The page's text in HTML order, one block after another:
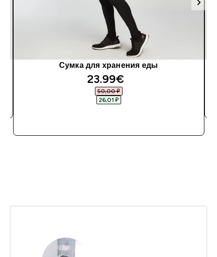
Сумка для хранения еды
23.99€‎
50,00 ₽‎
26,01 ₽‎